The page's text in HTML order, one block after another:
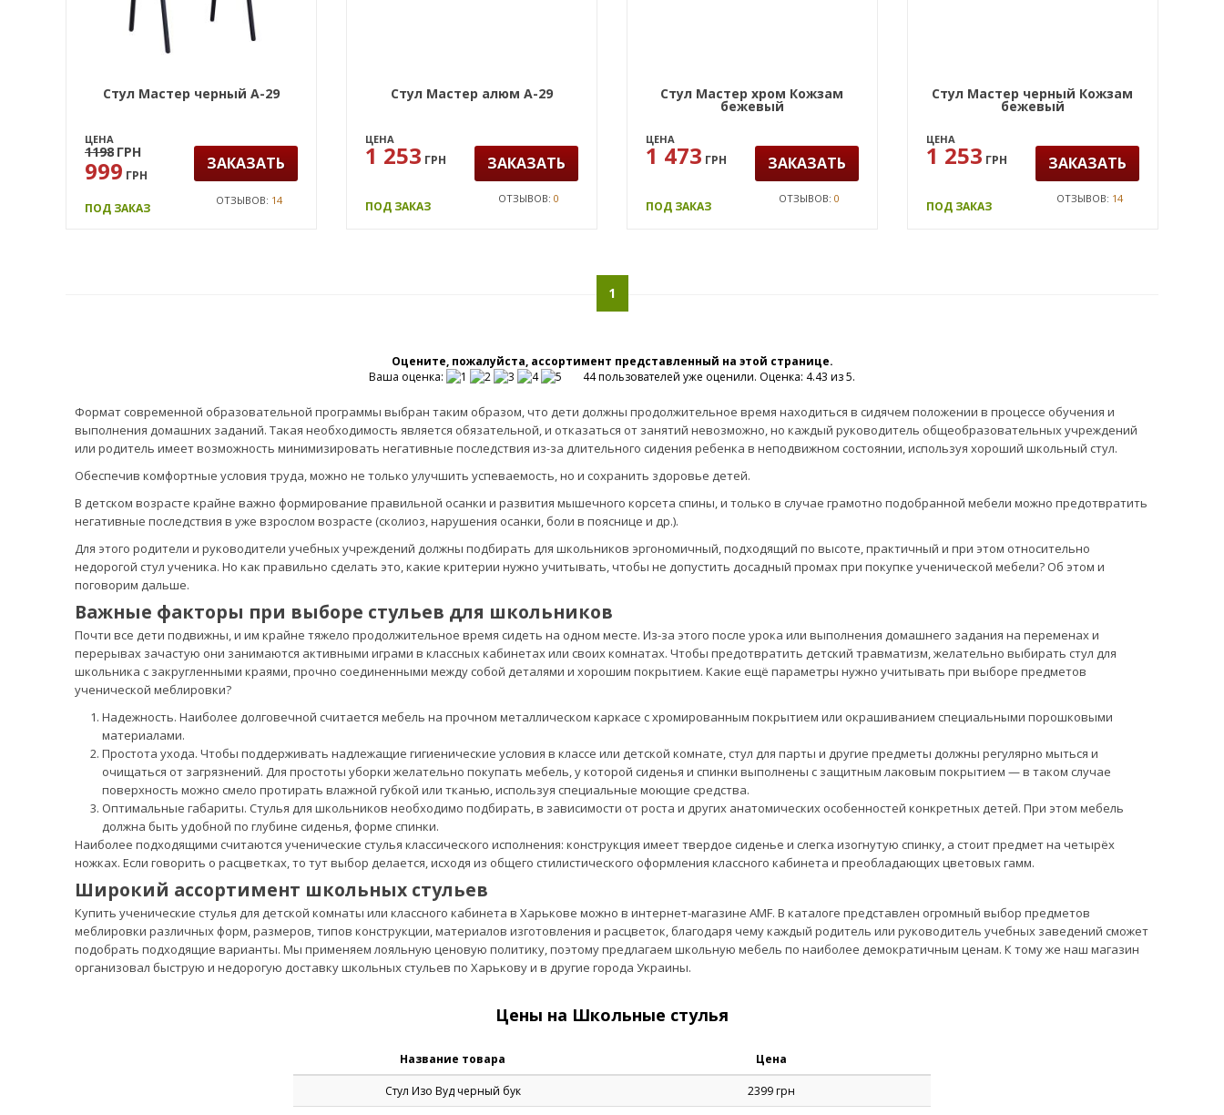
Стул Мастер черный А-29
ЦЕНА
1198 ГРН
999 ГРН
ЗАКАЗАТЬ
ПОД ЗАКАЗ
ОТЗЫВОВ: 14
Стул Мастер алюм А-29
ЦЕНА
1 253 ГРН ЗАКАЗАТЬ
ПОД ЗАКАЗ
ОТЗЫВОВ:0
Стул Мастер хром Кожзам
бежевый
ЦЕНА
1 473 ГРН ЗАКАЗАТЬ
ПОД ЗАКАЗ
ОТЗЫВОВ:0
Стул Мастер черный Кожзам
бежевый
ЦЕНА
1 253 ГРН ЗАКАЗАТЬ
ПОД ЗАКАЗ
ОТЗЫВОВ: 14
1
Оцените, пожалуйста, ассортимент представленный на этой странице.
Ваша оценка:
44 пользователей уже оценили. Оценка: 4.43 из 5.
Формат современной образовательной программы выбран таким образом, что дети должны продолжительное время находиться в сидячем положении в процессе обучения и
выполнения домашних заданий. Такая необходимость является обязательной, и отказаться от занятий невозможно, но каждый руководитель общеобразовательных учреждений
или родитель имеет возможность минимизировать негативные последствия из-за длительного сидения ребенка в неподвижном состоянии, используя хороший школьный стул.
Обеспечив комфортные условия труда, можно не только улучшить успеваемость, но и сохранить здоровье детей.
В детском возрасте крайне важно формирование правильной осанки и развития мышечного корсета спины, и только в случае грамотно подобранной мебели можно предотвратить
негативные последствия в уже взрослом возрасте (сколиоз, нарушения осанки, боли в пояснице и др.).
Для этого родители и руководители учебных учреждений должны подбирать для школьников эргономичный, подходящий по высоте, практичный и при этом относительно
недорогой стул ученика. Но как правильно сделать это, какие критерии нужно учитывать, чтобы не допустить досадный промах при покупке ученической мебели? Об этом и
поговорим дальше.
Важные факторы при выборе стульев для школьников
Почти все дети подвижны, и им крайне тяжело продолжительное время сидеть на одном месте. Из-за этого после урока или выполнения домашнего задания на переменах и
перерывах зачастую они занимаются активными играми в классных кабинетах или своих комнатах. Чтобы предотвратить детский травматизм, желательно выбирать стул для
школьника с закругленными краями, прочно соединенными между собой деталями и хорошим покрытием. Какие ещё параметры нужно учитывать при выборе предметов
ученической меблировки?
Надежность. Наиболее долговечной считается мебель на прочном металлическом каркасе с хромированным покрытием или окрашиванием специальными порошковыми
материалами.
Простота ухода. Чтобы поддерживать надлежащие гигиенические условия в классе или детской комнате, стул для парты и другие предметы должны регулярно мыться и
очищаться от загрязнений. Для простоты уборки желательно покупать мебель, у которой сиденья и спинки выполнены с защитным лаковым покрытием — в таком случае
поверхность можно смело протирать влажной губкой или тканью, используя специальные моющие средства.
Оптимальные габариты. Стулья для школьников необходимо подбирать, в зависимости от роста и других анатомических особенностей конкретных детей. При этом мебель
должна быть удобной по глубине сиденья, форме спинки.
Наиболее подходящими считаются ученические стулья классического исполнения: конструкция имеет твердое сиденье и слегка изогнутую спинку, а стоит предмет на четырёх
ножках. Если говорить о расцветках, то тут выбор делается, исходя из общего стилистического оформления классного кабинета и преобладающих цветовых гамм.
Широкий ассортимент школьных стульев
Купить ученические стулья для детской комнаты или классного кабинета в Харькове можно в интернет-магазине AMF. В каталоге представлен огромный выбор предметов
меблировки различных форм, размеров, типов конструкции, материалов изготовления и расцветок, благодаря чему каждый родитель или руководитель учебных заведений сможет
подобрать подходящие варианты. Мы применяем лояльную ценовую политику, поэтому предлагаем школьную мебель по наиболее демократичным ценам. К тому же наш магазин
организовал быструю и недорогую доставку школьных стульев по Харькову и в другие города Украины.
Цены на Школьные стулья
Название товара Цена
Стул Изо Вуд черный бук
2399 грн